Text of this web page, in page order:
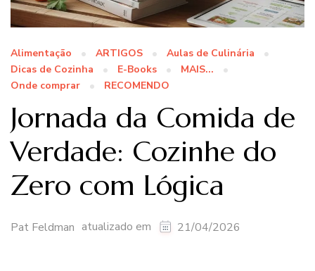
Alimentação ARTIGOS
Aulas de Culinária
Dicas de Cozinha
E-Books
MAIS...
Onde comprar
RECOMENDO
Jornada da Comida de
Verdade: Cozinhe do
Zero com Lógica
Pat Feldman atualizado em 21/04/2026